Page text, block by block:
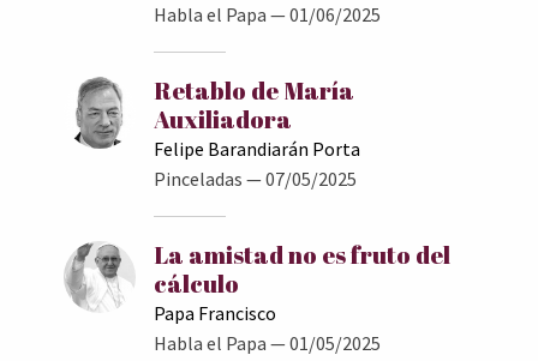
Habla el Papa — 01/06/2025
Retablo de María
Auxiliadora
Felipe Barandiarán Porta
Pinceladas — 07/05/2025
La amistad no es fruto del
cálculo
Papa Francisco
Habla el Papa — 01/05/2025